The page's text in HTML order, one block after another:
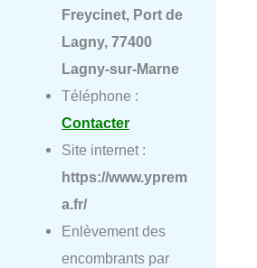
Freycinet, Port de
Lagny, 77400
Lagny-sur-Marne
Téléphone :
Contacter
Site internet :
https://www.yprem
a.fr/
Enlèvement des
encombrants par